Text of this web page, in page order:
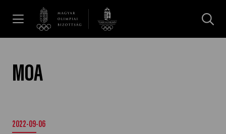
MOA
2022-09-06